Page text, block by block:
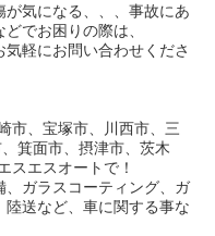
気になる、、、事故にあ
でお困りの際は、
軽にお問い合わせくださ
市、宝塚市、川西市、三
箕面市、摂津市、茨木
スエスオートで！
、ガラスコーティング、ガ
送など、車に関する事な